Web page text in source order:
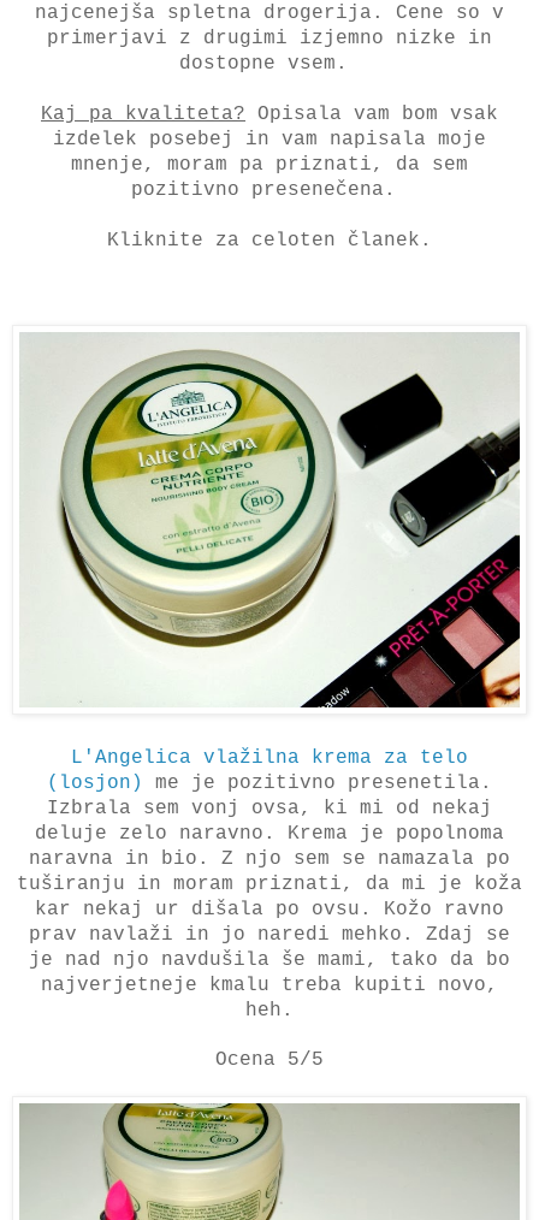
najcenejša spletna drogerija. Cene so v
primerjavi z drugimi izjemno nizke in
dostopne vsem.
Kaj pa kvaliteta? Opisala vam bom vsak
izdelek posebej in vam napisala moje
mnenje, moram pa priznati, da sem
pozitivno presenečena.
Kliknite za celoten članek.
L'Angelica vlažilna krema za telo
(losjon)
me je pozitivno presenetila.
Izbrala sem vonj ovsa, ki mi od nekaj
deluje zelo naravno. Krema je popolnoma
naravna in bio. Z njo sem se namazala po
tuširanju in moram priznati, da mi je koža
kar nekaj ur dišala po ovsu. Kožo ravno
prav navlaži in jo naredi mehko. Zdaj se
je nad njo navdušila še mami, tako da bo
najverjetneje kmalu treba kupiti novo,
heh.
Ocena 5/5